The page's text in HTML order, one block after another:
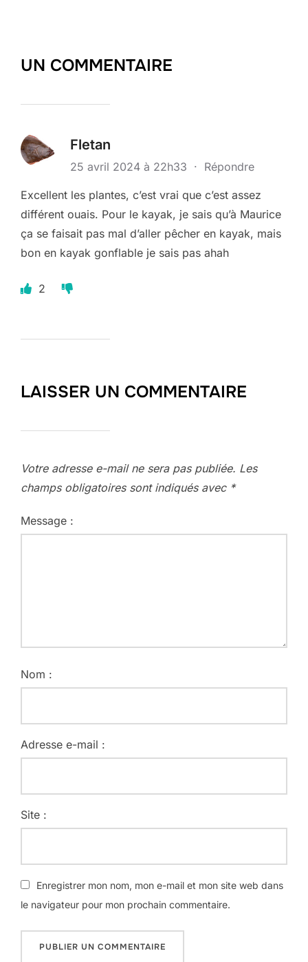
UN COMMENTAIRE
Fletan
25 avril 2024 à 22h33 · Répondre
Excellent les plantes, c’est vrai que c’est assez
différent ouais. Pour le kayak, je sais qu’à Maurice
ça se faisait pas mal d’aller pêcher en kayak, mais
bon en kayak gonflable je sais pas ahah
2
LAISSER UN COMMENTAIRE
Votre adresse e-mail ne sera pas publiée. Les
champs obligatoires sont indiqués avec *
Message :
Nom :
Adresse e-mail :
Site :
Enregistrer mon nom, mon e-mail et mon site web dans
le navigateur pour mon prochain commentaire.